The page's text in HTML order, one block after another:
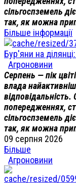
сільгоспземель
так, як можна
Більше інформації
Бур'яни на
Агроновини
Серпень — пік
влада
попередженнях,
сільгоспземель
так, як можна
09 серпня 2026
Більше
Агроновини